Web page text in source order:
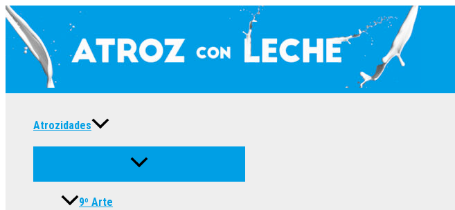
Ir
contenido
Atrozidades
9º Arte